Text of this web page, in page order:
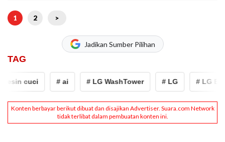
1 2 >
Jadikan Sumber Pilihan
TAG
cuci # ai # LG WashTower # LG # LG